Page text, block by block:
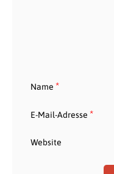
Name *
E-Mail-Adresse *
Website